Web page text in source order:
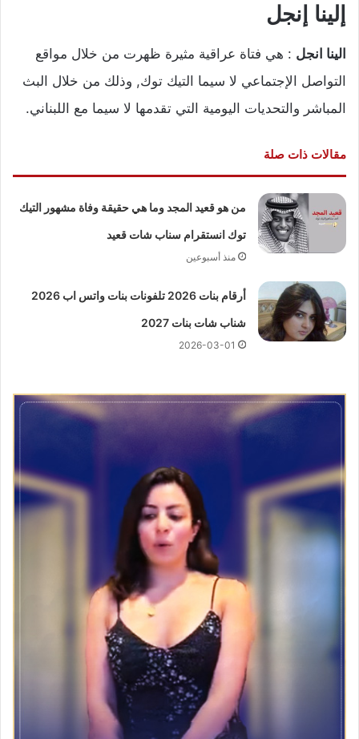
إلينا إنجل
الينا انجل : هي فتاة عراقية مثيرة ظهرت من خلال مواقع
التواصل الإجتماعي لا سيما التيك توك, وذلك من خلال البث
المباشر والتحديات اليومية التي تقدمها لا سيما مع اللبناني.
مقالات ذات صلة
من هو قعيد المجد وما هي حقيقة وفاة مشهور التيك
توك انستقرام سناب شات قعيد
منذ أسبوعين
أرقام بنات 2026 تلفونات بنات واتس اب 2026
شناب شات بنات 2027
2026-03-01